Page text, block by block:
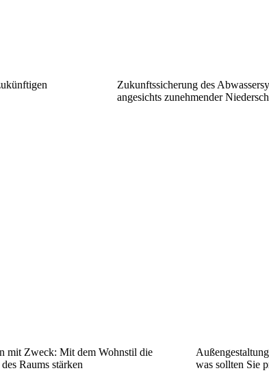
Zukunftssicherung des
angesichts zunehmender
mit Zweck: Mit dem Wohnstil die
Raums stärken
was sollten Sie